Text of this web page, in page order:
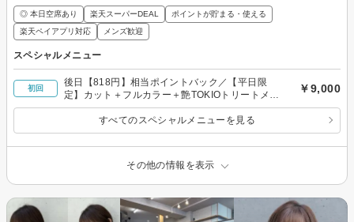
◎ 本日空席あり 楽天スーパーDEAL
ポイントが貯まる・使える
楽天ペイアプリ対応
メンズ歓迎
スペシャルメニュー
初回
後日【818円】相当ポイントバック／【平日限
定】カット＋フルカラー＋艶TOKIOトリートメン
ト 9000円
￥9,000
すべてのスペシャルメニューを見る
その他の情報を表示